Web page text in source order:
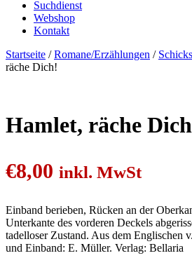
Suchdienst
Webshop
Kontakt
Startseite /Romane/Erzählungen /
räche Dich!
Hamlet, räche
€8,00 inkl. MwSt
Einband berieben, Rücken an der
Unterkante des vorderen Deckels
tadelloser Zustand. Aus dem Englischen
und Einband: E. Müller. Verlag: Bellaria